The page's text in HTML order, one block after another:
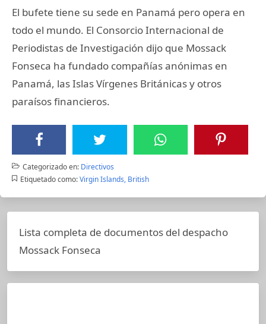
El bufete tiene su sede en Panamá pero opera en
todo el mundo. El Consorcio Internacional de
Periodistas de Investigación dijo que Mossack
Fonseca ha fundado compañías anónimas en
Panamá, las Islas Vírgenes Británicas y otros
paraísos financieros.
Categorizado en: Directivos
Etiquetado como: Virgin Islands, British
Lista completa de documentos del despacho
Mossack Fonseca